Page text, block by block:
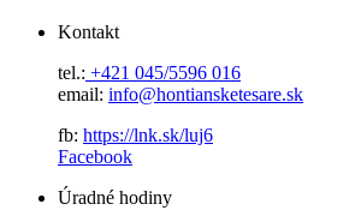
Kontakt
tel.: +421 045/5596 016
email: info@hontiansketesare.sk
fb: https://lnk.sk/luj6
Facebook
Úradné hodiny